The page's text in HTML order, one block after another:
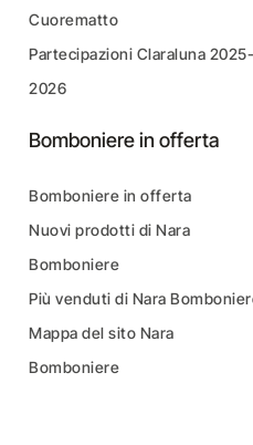
Cuorematto
Partecipazioni Claraluna 2025-
2026
Bomboniere in offerta
Bomboniere in offerta
Nuovi prodotti di Nara
Bomboniere
Più venduti di Nara
Mappa del sito Nara
Bomboniere